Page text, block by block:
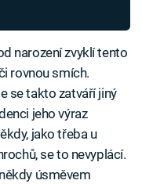
narození zvyklí tento
rovnou smích.
se takto zatváří jiný
jeho výraz
jako třeba u
se to nevyplácí.
úsměvem